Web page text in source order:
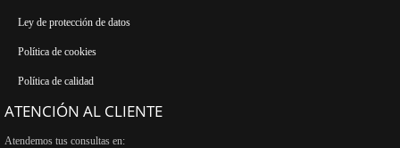
Ley de protección de datos
Política de cookies
Política de calidad
ATENCIÓN AL CLIENTE
Atendemos tus consultas en: